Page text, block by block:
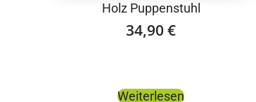
Holz Puppenstuhl
34,90 €
Weiterlesen